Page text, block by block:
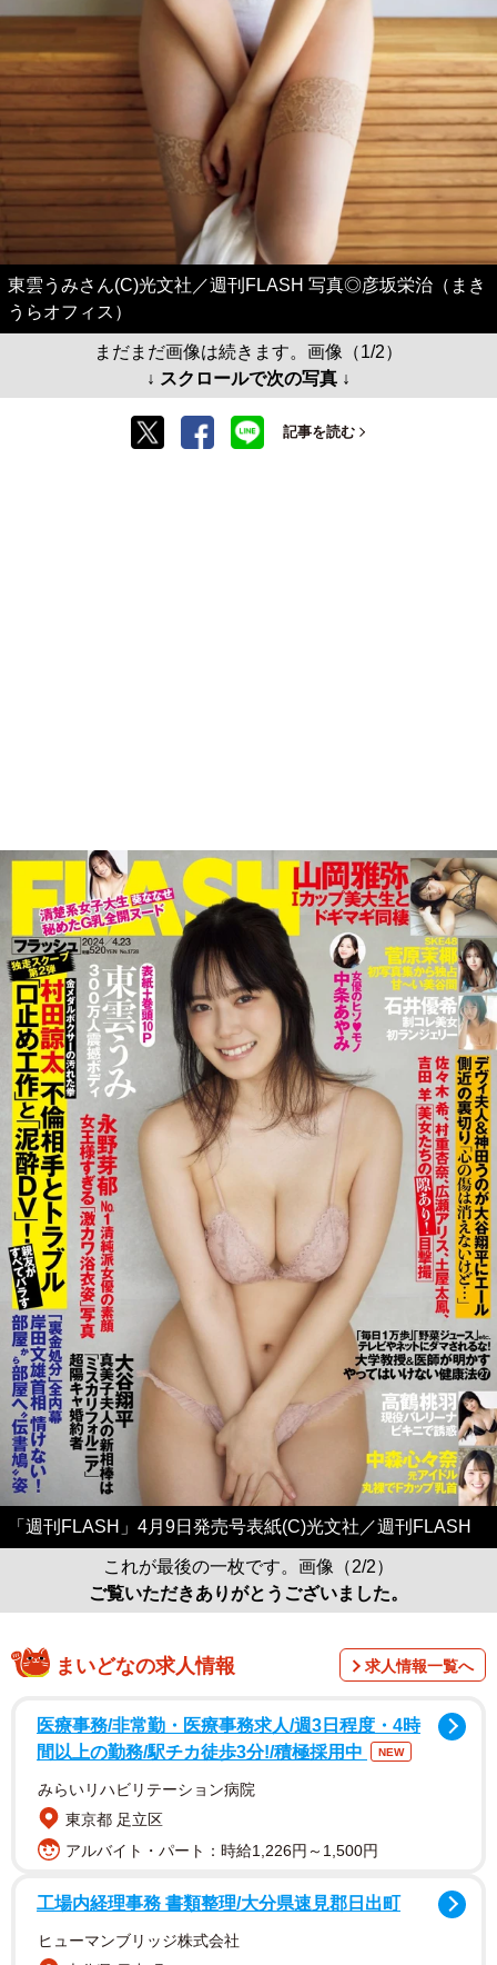
東雲うみさん(C)光文社／週刊FLASH 写真◎彦坂栄治（まき
うらオフィス）
まだまだ画像は続きます。画像（1/2）
↓ スクロールで次の写真 ↓
記事を読む
「週刊FLASH」4月9日発売号表紙(C)光文社／週刊FLASH
これが最後の一枚です。画像（2/2）
ご覧いただきありがとうございました。
まいどなの求人情報 求人情報一覧へ
医療事務/非常勤・医療事務求人/週3日程度・4時
間以上の勤務/駅チカ徒歩3分!/積極採用中
NEW
みらいリハビリテーション病院
東京都 足立区
アルバイト・パート：時給1,226円～1,500円
工場内経理事務 書類整理/大分県速見郡日出町
ヒューマンブリッジ株式会社